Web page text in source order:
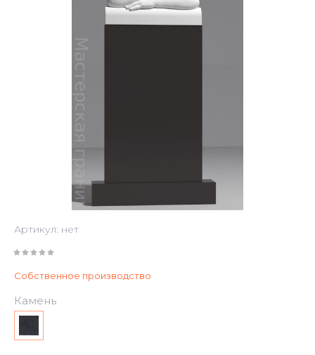
Артикул: нет
Собственное производство
Камень